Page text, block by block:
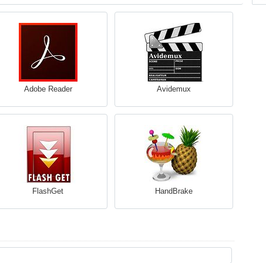
Adobe Reader Avidemux
FlashGet HandBrake